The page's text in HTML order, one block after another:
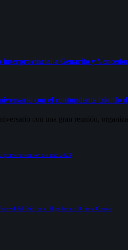
a Genarito y
con el contundente triunfo
con una gran reunión,
primera reunión del año 2023
del Dátil en el Hipódromo Difunta Correa